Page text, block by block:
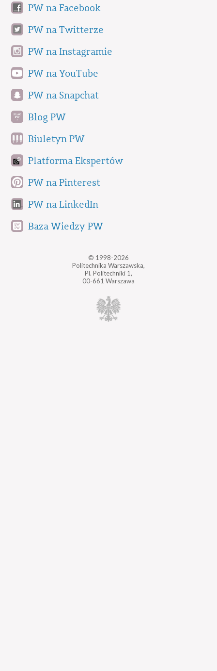
PW na Facebook
PW na Twitterze
PW na Instagramie
PW na YouTube
PW na Snapchat
Blog PW
Biuletyn PW
Platforma Ekspertów
PW na Pinterest
PW na LinkedIn
Baza Wiedzy PW
© 1998-2026
Politechnika Warszawska,
Pl. Politechniki 1,
00-661 Warszawa